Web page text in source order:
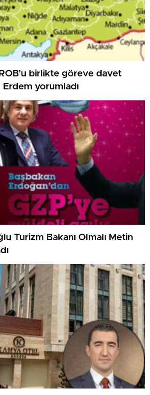
birlikte göreve davet
yorumladı
Turizm Bakanı Olmalı Metin